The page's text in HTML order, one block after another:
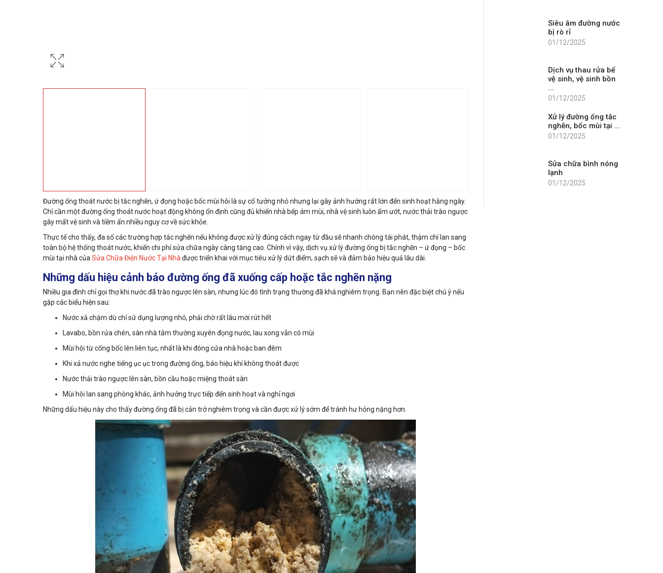
Đường ống thoát nước bị tắc nghẽn, ứ đọng hoặc bốc mùi hôi là sự cố tưởng nhỏ nhưng lại gây ảnh hưởng rất lớn đến sinh hoạt hằng ngày.
Chỉ cần một đường ống thoát nước hoạt động không ổn định cũng đủ khiến nhà bếp ám mùi, nhà vệ sinh luôn ẩm ướt, nước thải trào ngược
gây mất vệ sinh và tiềm ẩn nhiều nguy cơ về sức khỏe.
Thực tế cho thấy, đa số các trường hợp tắc nghẽn nếu không được xử lý đúng cách ngay từ đầu sẽ nhanh chóng tái phát, thậm chí lan sang
toàn bộ hệ thống thoát nước, khiến chi phí sửa chữa ngày càng tăng cao. Chính vì vậy, dịch vụ xử lý đường ống bị tắc nghẽn – ứ đọng – bốc
mùi tại nhà của Sửa Chữa Điện Nước Tại Nhà được triển khai với mục tiêu xử lý dứt điểm, sạch sẽ và đảm bảo hiệu quả lâu dài.
Những dấu hiệu cảnh báo đường ống đã xuống cấp hoặc tắc nghẽn nặng
Nhiều gia đình chỉ gọi thợ khi nước đã trào ngược lên sàn, nhưng lúc đó tình trạng thường đã khá nghiêm trọng. Bạn nên đặc biệt chú ý nếu
gặp các biểu hiện sau:
Nước xả chậm dù chỉ sử dụng lượng nhỏ, phải chờ rất lâu mới rút hết
Lavabo, bồn rửa chén, sàn nhà tắm thường xuyên đọng nước, lau xong vẫn có mùi
Mùi hôi từ cống bốc lên liên tục, nhất là khi đóng cửa nhà hoặc ban đêm
Khi xả nước nghe tiếng ục ục trong đường ống, báo hiệu khí không thoát được
Nước thải trào ngược lên sàn, bồn cầu hoặc miệng thoát sàn
Mùi hôi lan sang phòng khác, ảnh hưởng trực tiếp đến sinh hoạt và nghỉ ngơi
Những dấu hiệu này cho thấy đường ống đã bị cản trở nghiêm trọng và cần được xử lý sớm để tránh hư hỏng nặng hơn.
Siêu âm đường nước
bị rò rỉ
01/12/2025
Dịch vụ thau rửa bể
vệ sinh, vệ sinh bồn
...
01/12/2025
Xử lý đường ống tắc
nghẽn, bốc mùi tại ...
01/12/2025
Sửa chữa bình nóng
lạnh
01/12/2025